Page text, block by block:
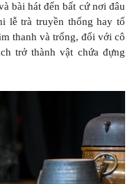
bài hát đến bất cứ nơi đâu
lễ trà truyền thống hay tổ
thanh và trống, đối với cô
trở thành vật chứa đựng